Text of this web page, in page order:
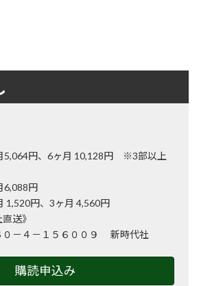
5,064円、6ヶ月 10,128円 ※3部以上
6,088円
1,520円、3ヶ月 4,560円
送》
－４－１５６００９ 新時代社
購読申込み